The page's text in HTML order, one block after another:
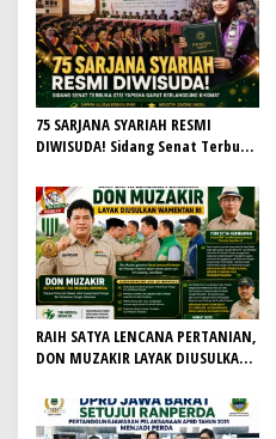
75 SARJANA SYARIAH RESMI
DIWISUDA! Sidang Senat Terbuka
Khidmat, Siapkan Lulusan
Berdaya Saing dan Berintegritas
RAIH SATYA LENCANA PERTANIAN,
DON MUZAKIR LAYAK DIUSULKAN